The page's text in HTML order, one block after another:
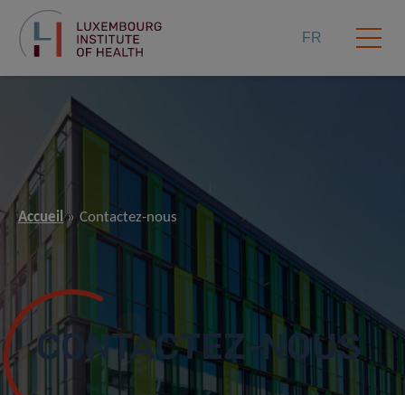
FR
Accueil Contactez-nous
CONTACTEZ-NOUS